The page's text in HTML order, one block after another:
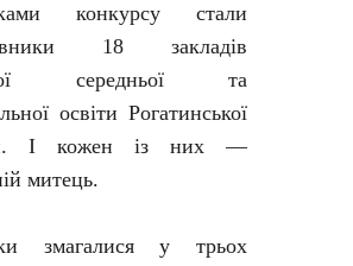
конкурсу стали
18 закладів
середньої та
освіти Рогатинської
І кожен із них —
митець.
змагалися у трьох